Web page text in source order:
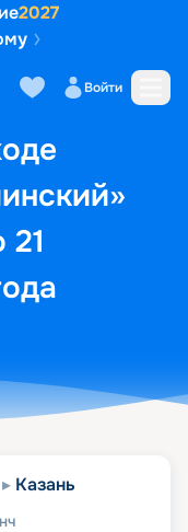
2027
Войти
21
Маршрут и
Казань
нч